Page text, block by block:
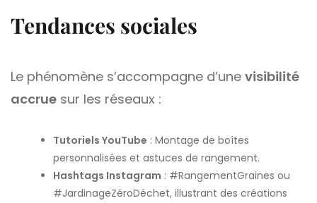
Tendances sociales
Le phénomène s’accompagne d’une visibilité
accrue sur les réseaux :
Tutoriels YouTube : Montage de boîtes
personnalisées et astuces de rangement.
Hashtags Instagram : #RangementGraines ou
#JardinageZéroDéchet, illustrant des créations